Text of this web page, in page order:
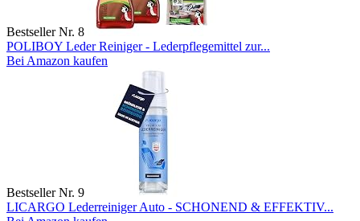
Bestseller Nr. 8
POLIBOY Leder Reiniger - Lederpflegemittel zur...
Bei Amazon kaufen
Bestseller Nr. 9
LICARGO Lederreiniger Auto - SCHONEND & EFFEKTIV...